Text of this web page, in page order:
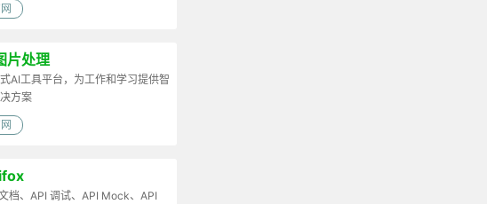
片处理
AI工具平台，为工作和学习提供智
方案
档、API 调试、API Mock、API